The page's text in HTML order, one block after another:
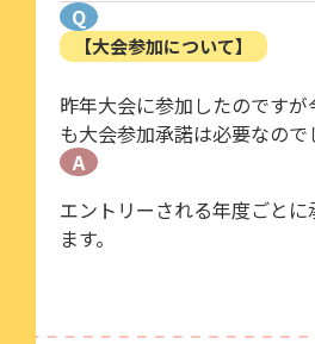
Q
【大会参加について】
昨年大会に参加したのです
も大会参加承諾は必要なので
A
エントリーされる年度ごとに
ます。